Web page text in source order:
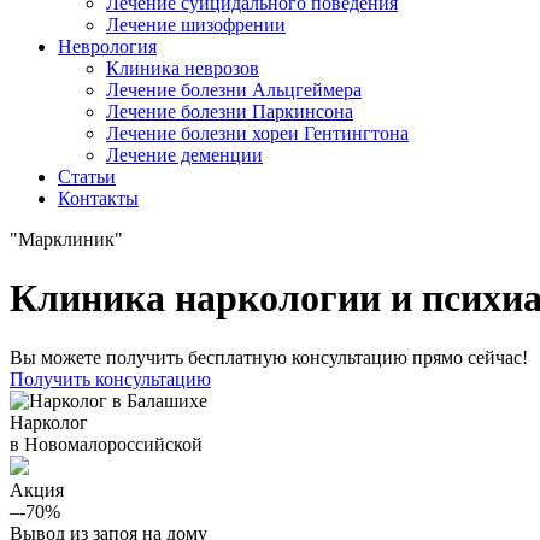
Лечение шизофрении
Неврология
Клиника неврозов
Лечение болезни Альцгеймера
Лечение болезни Паркинсона
Лечение болезни хореи Гентингтона
Лечение деменции
Статьи
Контакты
"Марклиник"
Клиника наркологии и
Вы можете получить бесплатную консультацию прямо сейчас!
Получить консультацию
Нарколог
в Новомалороссийской
Акция
–-70%
Вывод из запоя на дому